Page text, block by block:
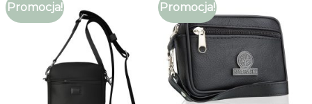
Promocja! Promocja!